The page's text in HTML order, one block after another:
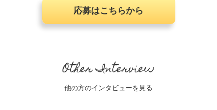
応募はこちらから
Other Interview